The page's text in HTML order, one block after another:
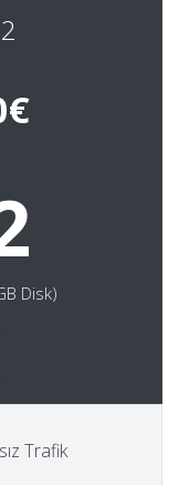
Disk)
Trafik